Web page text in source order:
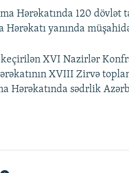
Hərəkatında 120 dövlət
Hərəkatı yanında
XVI Nazirlər
XVIII Zirvə
Hərəkatında sədrlik